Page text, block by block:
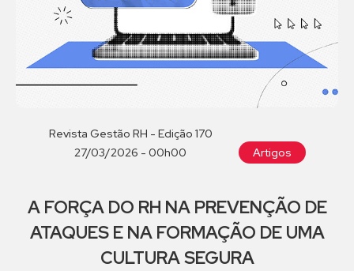
Revista Gestão RH - Edição 170
27/03/2026 - 00h00
Artigos
A FORÇA DO RH NA PREVENÇÃO DE
ATAQUES E NA FORMAÇÃO DE UMA
CULTURA SEGURA